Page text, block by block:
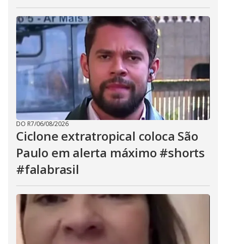
DO R7/06/08/2026
Ciclone extratropical coloca São
Paulo em alerta máximo #shorts
#falabrasil